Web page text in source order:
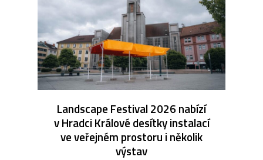
Landscape Festival 2026 nabízí
v Hradci Králové desítky instalací
ve veřejném prostoru i několik
výstav